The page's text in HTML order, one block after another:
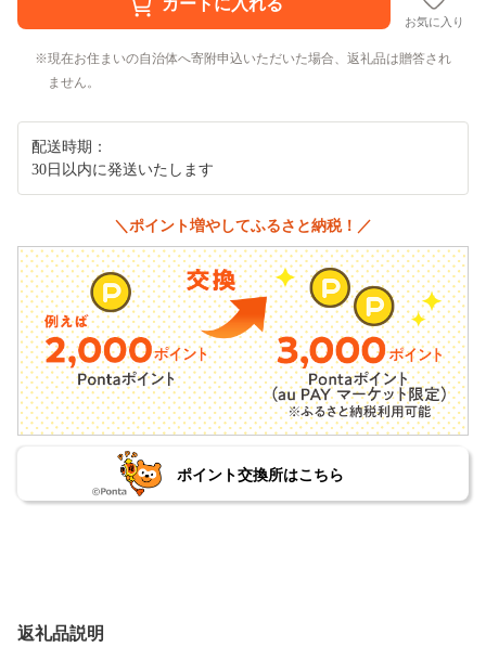
お気に入り
現在お住まいの自治体へ寄附申込いただいた場合、返礼品は贈答され
ません。
配送時期：
30日以内に発送いたします
＼ポイント増やしてふるさと納税！／
ポイント交換所はこちら
返礼品説明